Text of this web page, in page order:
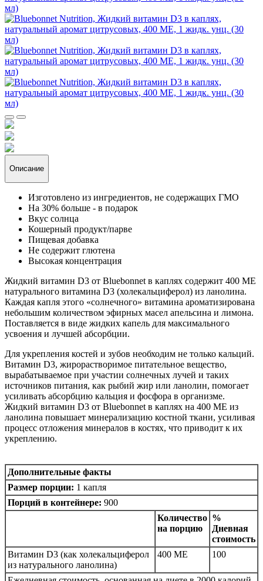
Описание
Изготовлено из ингредиентов, не содержащих ГМО
На 30% больше - в подарок
Вкус солнца
Кошерный продукт/парве
Пищевая добавка
Не содержит глютена
Высокая концентрация
Жидкий витамин D3 от Bluebonnet в каплях содержит 400 МЕ
натурального витамина D3 (холекальциферол) из ланолина.
Каждая капля этого «солнечного» витамина ароматизирована
небольшим количеством эфирных масел апельсина и лимона.
Поставляется в виде жидких капель для максимального
усвоения и лучшей абсорбции.
Для укрепления костей и зубов необходим не только кальций.
Витамин D3, жирорастворимое питательное вещество,
вырабатываемое при участии солнечных лучей и таких
источников питания, как рыбий жир или ланолин, помогает
усиливать абсорбцию кальция и фосфора в организме.
Жидкий витамин D3 от Bluebonnet в каплях на 400 МЕ из
ланолина повышает минерализацию костной ткани, усиливая
процесс отложения минералов в костях, что приводит к их
укреплению.
Дополнительные факты
Размер порции: 1 капля
Порций в контейнере: 900
Количество
на порцию
%
Дневная
стоимость
Витамин D3 (как холекальциферол
из натурального ланолина)
400 МЕ 100